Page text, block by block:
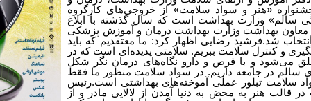
«هنر و سواد سلامت» از خروجی‌های کارگروه
سالم» وزارت بهداشت است که سال گذشته با ابلاغ
معاون بهداشت وزارت بهداشت درمان و آموزش پزشکی
شد.فرشید رضایی اظهار کرد: ما معتقدیم که باید
و کنترل سلامت ببریم. سلامتی پدیده‌ای است که در
می‌شود و با قرص و دارو نگاه‌های درمان نگر شکل
سالم در جامعه داریم. در سواد سلامت منظور ما فقط
سلامت تبلور عملی آموخته‌های بهداشتی است.رئیس
قالب هنر به محض به دنیا آمدن از لالایی مادر و
از